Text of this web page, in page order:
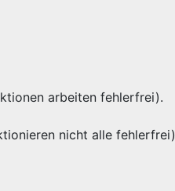
arbeiten fehlerfrei).
nicht alle